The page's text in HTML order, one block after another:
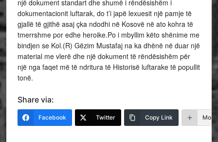
një dokument standart dhe shumë i rëndësishëm i
dokumentacionit luftarak, do t’i japë lexuesit një pamje të
gjallë të gjithë asaj çka ndodhi në Kosovë në ato kohra të
tmerrshme por edhe heroike.Po i mbyllim këto shënime me
bindjen se Kol.(R) Gëzim Mustafaj na ka dhënë në duar një
material me vlerë dhe një dokument të rëndësishëm për
një nga faqet më të ndritura të Historisë luftarake të popullit
tonë.
Share via:
Facebook Twitter Copy Link More